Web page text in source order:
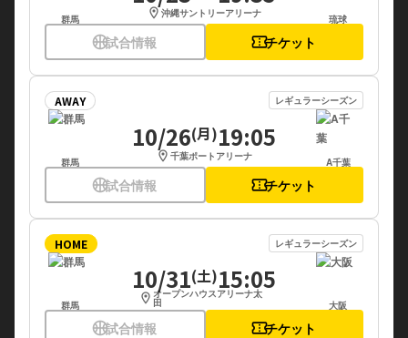
群馬 location_on 沖縄サントリーアリーナ 琉球
sports_basketball試合情報 confirmation_numberチケット
AWAY レギュラーシーズン
群馬
10/26(月)19:05
location_on 千葉ポートアリーナ A千葉
sports_basketball試合情報 confirmation_numberチケット
HOME レギュラーシーズン
群馬
10/31(土)15:05
location_on オープンハウスアリーナ太
田 大阪
sports_basketball試合情報 confirmation_numberチケット